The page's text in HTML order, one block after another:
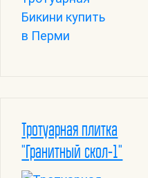
Тротуарная плитка
"Гранитный скол-1"